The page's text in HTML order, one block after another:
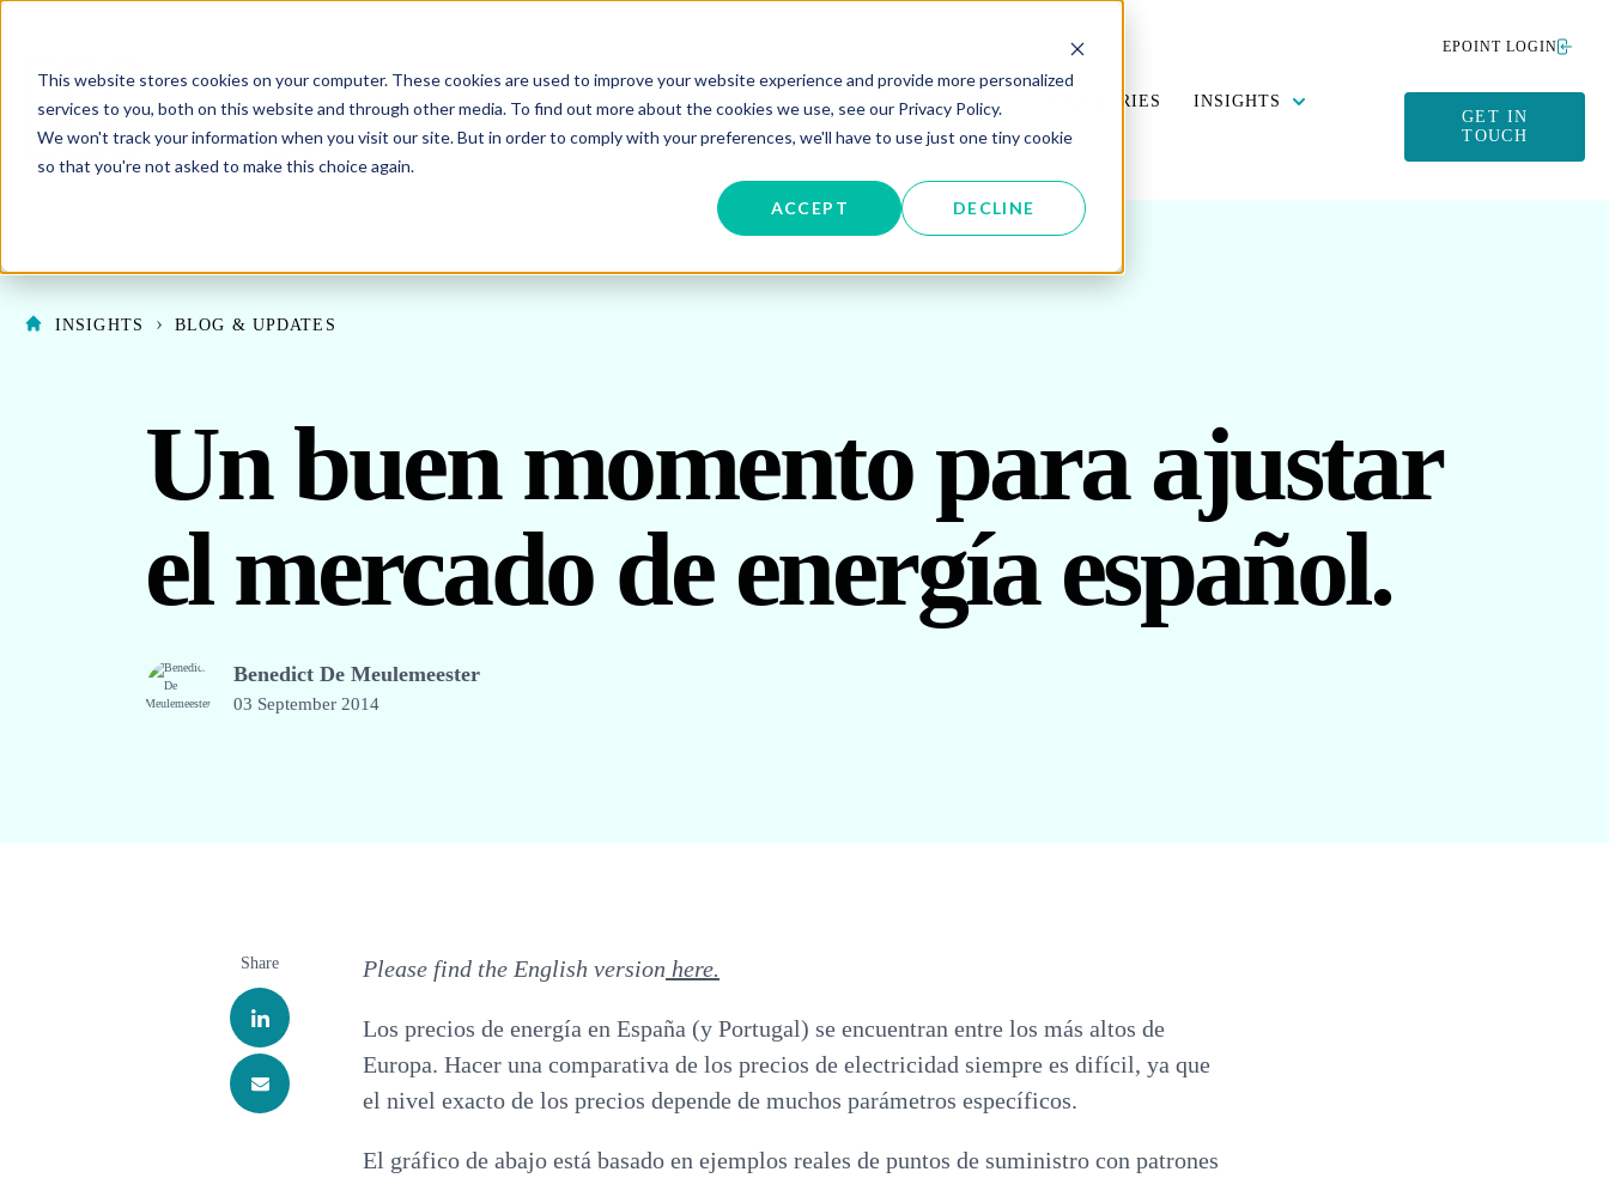
This website stores cookies on your computer. These cookies are used to improve your website experience and provide more personalized
services to you, both on this website and through other media. To find out more about the cookies we use, see our Privacy Policy.
We won't track your information when you visit our site. But in order to comply with your preferences, we'll have to use just one tiny cookie
so that you're not asked to make this choice again.
ACCEPT DECLINE
EPOINT LOGIN
ENERGY PROCUREMENT SHOW SUBMENU FOR ENERGY PROCUREMENT
ENERGY DATA MANAGEMENT SHOW SUBMENU FOR ENERGY DATA MANAGEMENT
SUSTAINABILITY SHOW SUBMENU FOR SUSTAINABILITY
INDUSTRIES INSIGHTS SHOW SUBMENU FOR INSIGHTS
ABOUT US SHOW SUBMENU FOR ABOUT US
GET IN
TOUCH
INSIGHTS BLOG & UPDATES
Un buen momento para ajustar
el mercado de energía español.
Benedict De Meulemeester
03 September 2014
Share Please find the English version here.
Los precios de energía en España (y Portugal) se encuentran entre los más altos de
Europa. Hacer una comparativa de los precios de electricidad siempre es difícil, ya que
el nivel exacto de los precios depende de muchos parámetros específicos.
El gráfico de abajo está basado en ejemplos reales de puntos de suministro con patrones